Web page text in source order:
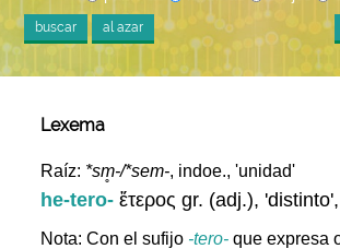
buscar al azar
Lexema
Raíz: *sm̥-/*sem-, indoe., 'unidad'
he-tero-ἕτερος gr. (adj.),
Nota: Con el sufijo -tero- que expresa